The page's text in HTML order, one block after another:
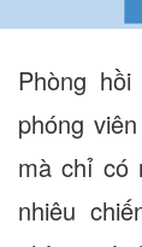
Phòng
phóng
mà chỉ có
nhiêu